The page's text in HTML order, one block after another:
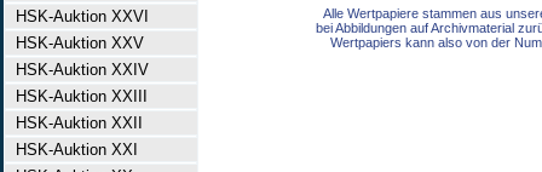
HSK-Auktion XXVI
HSK-Auktion XXV
HSK-Auktion XXIV
HSK-Auktion XXIII
HSK-Auktion XXII
HSK-Auktion XXI
Alle Wertpapiere stammen aus
bei Abbildungen auf Archivmaterial
Wertpapiers kann also von der